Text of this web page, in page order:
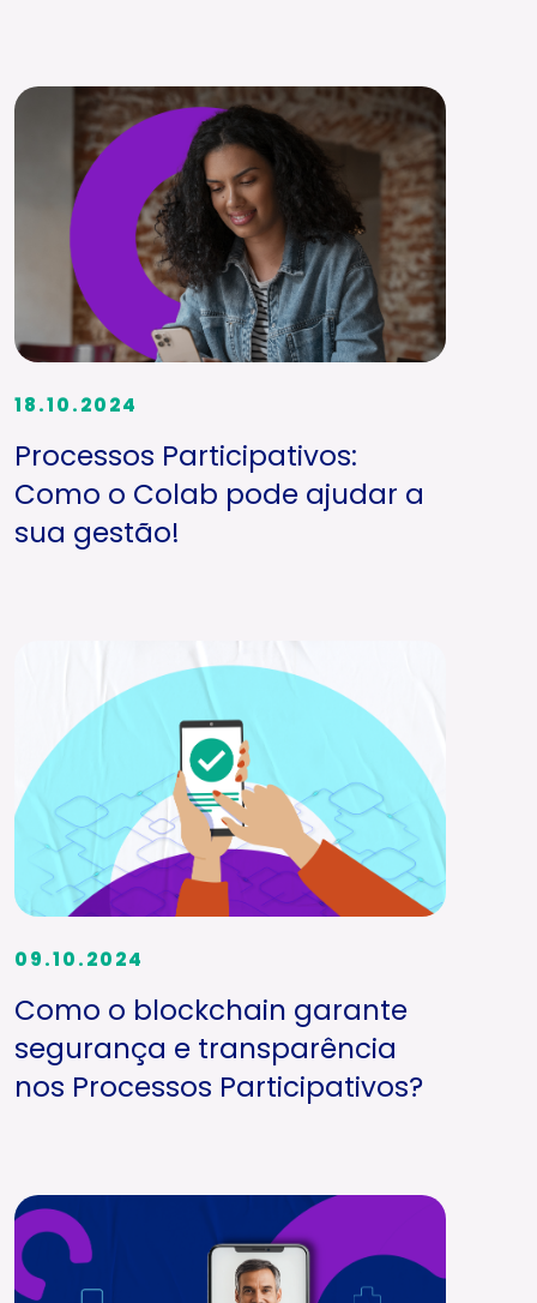
18.10.2024
Processos Participativos:
Como o Colab pode ajudar a
sua gestão!
09.10.2024
Como o blockchain garante
segurança e transparência
nos Processos Participativos?